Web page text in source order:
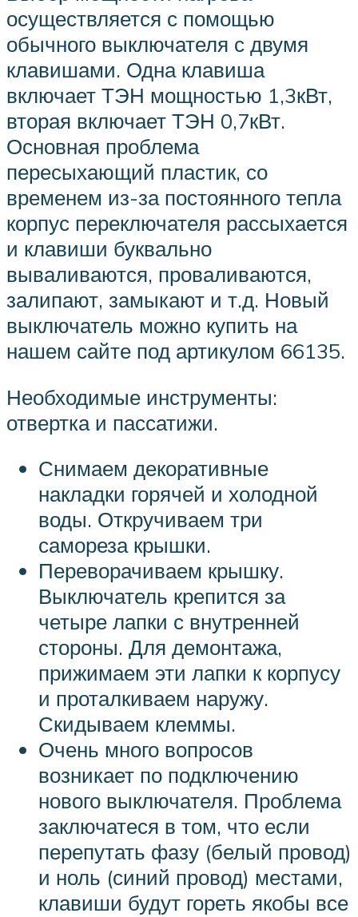
осуществляется с помощью
обычного выключателя с двумя
клавишами. Одна клавиша
включает ТЭН мощностью 1,3кВт,
вторая включает ТЭН 0,7кВт.
Основная проблема
пересыхающий пластик, со
временем из-за постоянного тепла
корпус переключателя рассыхается
и клавиши буквально
вываливаются, проваливаются,
залипают, замыкают и т.д. Новый
выключатель можно купить на
нашем сайте под артикулом 66135.
Необходимые инструменты:
отвертка и пассатижи.
Снимаем декоративные
накладки горячей и холодной
воды. Откручиваем три
самореза крышки.
Переворачиваем крышку.
Выключатель крепится за
четыре лапки с внутренней
стороны. Для демонтажа,
прижимаем эти лапки к корпусу
и проталкиваем наружу.
Скидываем клеммы.
Очень много вопросов
возникает по подключению
нового выключателя. Проблема
заключатеся в том, что если
перепутать фазу (белый провод)
и ноль (синий провод) местами,
клавиши будут гореть якобы все